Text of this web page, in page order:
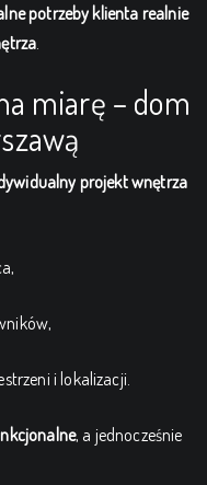
potrzeby klienta realnie
miarę – dom
projekt wnętrza
i lokalizacji.
, a jednocześnie